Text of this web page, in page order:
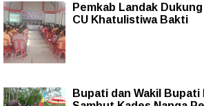
Pemkab Landak
CU Khatulistiwa Bakti
Bupati dan Wakil Bupati